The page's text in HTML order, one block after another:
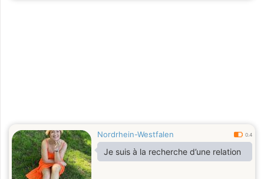
Nordrhein-Westfalen 0.4
Je suis à la recherche d’une relation